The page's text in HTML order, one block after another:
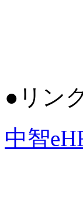
●リン
中智